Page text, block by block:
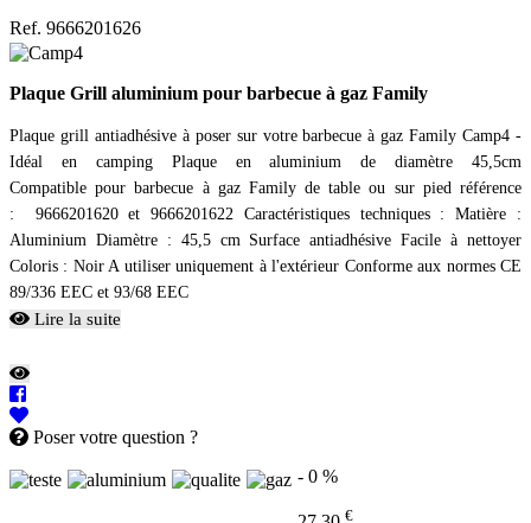
Ref. 9666201626
Plaque Grill aluminium pour barbecue à gaz Family
Plaque grill antiadhésive à poser sur votre barbecue à gaz Family Camp4 -
Idéal en camping Plaque en aluminium de diamètre 45,5cm
Compatible pour barbecue à gaz Family de table ou sur pied référence
: 9666201620 et 9666201622 Caractéristiques techniques : Matière :
Aluminium Diamètre : 45,5 cm Surface antiadhésive Facile à nettoyer
Coloris : Noir A utiliser uniquement à l'extérieur Conforme aux normes CE
89/336 EEC et 93/68 EEC
Lire la suite
Poser votre question ?
- 0 %
€